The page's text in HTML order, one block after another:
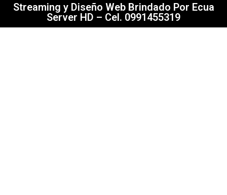
Streaming y Diseño Web Brindado Por Ecua
Server HD – Cel. 0991455319